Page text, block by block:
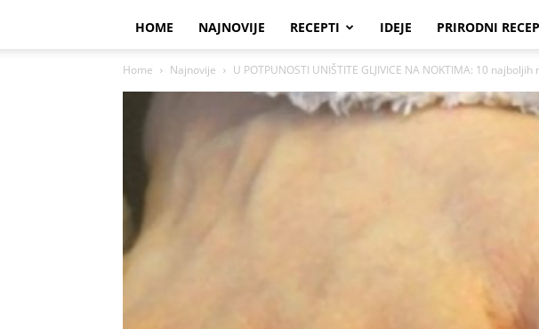
HOME NAJNOVIJE RECEPTI IDEJE PRIRODNI
Home Najnovije U POTPUNOSTI UNIŠTITE GLJIVICE NA NOKTIMA: 10